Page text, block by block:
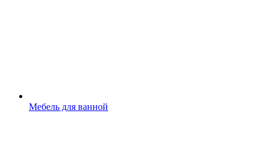
Мебель для ванной